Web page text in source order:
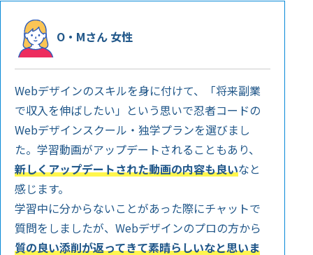
O・Mさん 女性
Webデザインのスキルを身に付けて、「将来副業
で収入を伸ばしたい」という思いで忍者コードの
Webデザインスクール・独学プランを選びまし
た。学習動画がアップデートされることもあり、
新しくアップデートされた動画の内容も良いなと
感じます。
学習中に分からないことがあった際にチャットで
質問をしましたが、Webデザインのプロの方から
質の良い添削が返ってきて素晴らしいなと思いま